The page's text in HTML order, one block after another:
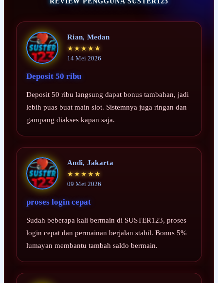
Rian, Medan
★★★★★
14 Mei 2026
Deposit 50 ribu
Deposit 50 ribu langsung dapat bonus tambahan, jadi
lebih puas buat main slot. Sistemnya juga ringan dan
gampang diakses kapan saja.
Andi, Jakarta
★★★★★
09 Mei 2026
proses login cepat
Sudah beberapa kali bermain di SUSTER123, proses
login cepat dan permainan berjalan stabil. Bonus 5%
lumayan membantu tambah saldo bermain.